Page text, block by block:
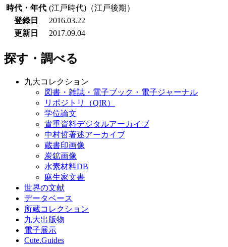
時代・年代 (江戸時代)（江戸後期）
登録日
2016.03.22
更新日
2017.09.04
探す・調べる
九大コレクション
図書・雑誌・電子ブック・電子ジャーナル
リポジトリ（QIR）
学位論文
貴重資料デジタルアーカイブ
中村哲著述アーカイブ
蔵書印画像
炭鉱画像
水素材料DB
麻生家文書
世界の文献
データベース
所蔵コレクション
九大出版物
電子展示
Cute.Guides